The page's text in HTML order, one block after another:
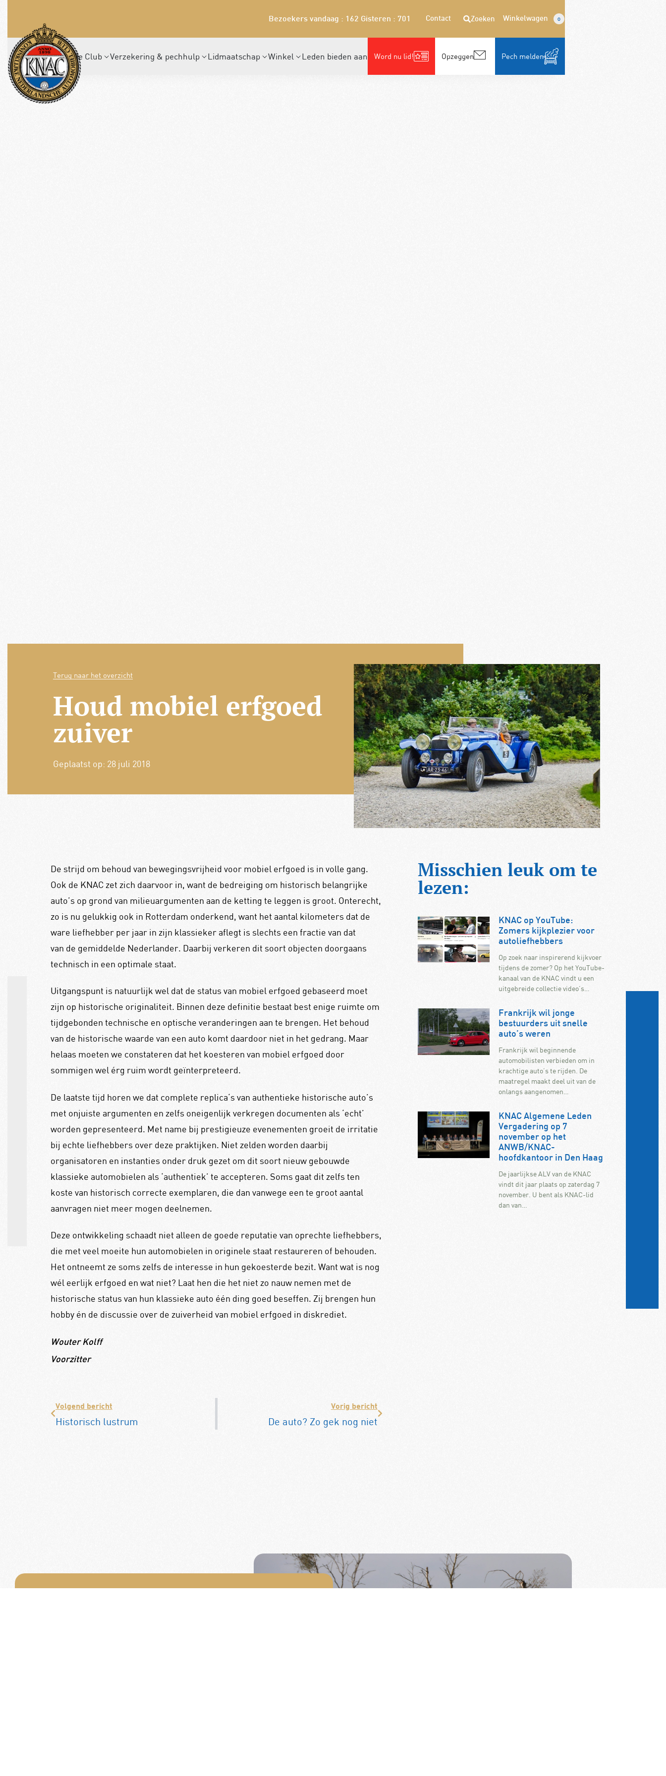
Bezoekers vandaag : 162 Gisteren : 701 Contact Zoeken Winkelwagen 0
De Club Verzekering & pechhulp Lidmaatschap Winkel Leden bieden aan Word nu lid! Opzeggen Pech melden
Terug naar het overzicht
Houd mobiel erfgoed
zuiver
Geplaatst op: 28 juli 2018
De strijd om behoud van bewegingsvrijheid voor mobiel erfgoed is in volle gang.
Ook de KNAC zet zich daarvoor in, want de bedreiging om historisch belangrijke
auto’s op grond van milieuargumenten aan de ketting te leggen is groot. Onterecht,
zo is nu gelukkig ook in Rotterdam onderkend, want het aantal kilometers dat de
ware liefhebber per jaar in zijn klassieker aflegt is slechts een fractie van dat
van de gemiddelde Nederlander. Daarbij verkeren dit soort objecten doorgaans
technisch in een optimale staat.
Uitgangspunt is natuurlijk wel dat de status van mobiel erfgoed gebaseerd moet
zijn op historische originaliteit. Binnen deze definitie bestaat best enige ruimte om
tijdgebonden technische en optische veranderingen aan te brengen. Het behoud
van de historische waarde van een auto komt daardoor niet in het gedrang. Maar
helaas moeten we constateren dat het koesteren van mobiel erfgoed door
sommigen wel érg ruim wordt geïnterpreteerd.
De laatste tijd horen we dat complete replica‘s van authentieke historische auto’s
met onjuiste argumenten en zelfs oneigenlijk verkregen documenten als ‘echt’
worden gepresenteerd. Met name bij prestigieuze evenementen groeit de irritatie
bij echte liefhebbers over deze praktijken. Niet zelden worden daarbij
organisatoren en instanties onder druk gezet om dit soort nieuw gebouwde
klassieke automobielen als ‘authentiek’ te accepteren. Soms gaat dit zelfs ten
koste van historisch correcte exemplaren, die dan vanwege een te groot aantal
aanvragen niet meer mogen deelnemen.
Deze ontwikkeling schaadt niet alleen de goede reputatie van oprechte liefhebbers,
die met veel moeite hun automobielen in originele staat restaureren of behouden.
Het ontneemt ze soms zelfs de interesse in hun gekoesterde bezit. Want wat is nog
wél eerlijk erfgoed en wat niet? Laat hen die het niet zo nauw nemen met de
historische status van hun klassieke auto één ding goed beseffen. Zij brengen hun
hobby én de discussie over de zuiverheid van mobiel erfgoed in diskrediet.
WouterKolff
Voorzitter
Volgend bericht
Historisch lustrum
Vorig bericht
De auto? Zo gek nog niet
Misschien leuk om te
lezen:
KNAC op YouTube:
Zomers kijkplezier voor
autoliefhebbers
Op zoek naar inspirerend kijkvoer
tijdens de zomer? Op het YouTube-
kanaal van de KNAC vindt u een
uitgebreide collectie video’s…
Frankrijk wil jonge
bestuurders uit snelle
auto’s weren
Frankrijk wil beginnende
automobilisten verbieden om in
krachtige auto’s te rijden. De
maatregel maakt deel uit van de
onlangs aangenomen…
KNAC Algemene Leden
Vergadering op 7
november op het
ANWB/KNAC-
hoofdkantoor in Den Haag
De jaarlijkse ALV van de KNAC
vindt dit jaar plaats op zaterdag 7
november. U bent als KNAC-lid
dan van…